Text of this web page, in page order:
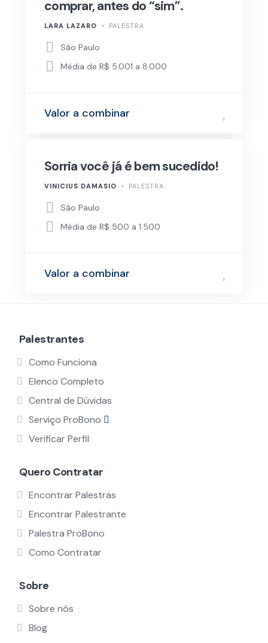
comprar, antes do “sim”.
LARA LAZARO PALESTRA
São Paulo
Média de R$ 5.001 a 8.000
Valor a combinar
Sorria você já é bem sucedido!
VINICIUS DAMASIO PALESTRA
São Paulo
Média de R$ 500 a 1.500
Valor a combinar
Palestrantes
Como Funciona
Elenco Completo
Central de Dúvidas
Serviço ProBono
Verificar Perfil
Quero Contratar
Encontrar Palestras
Encontrar Palestrante
Palestra ProBono
Como Contratar
Sobre
Sobre nós
Blog